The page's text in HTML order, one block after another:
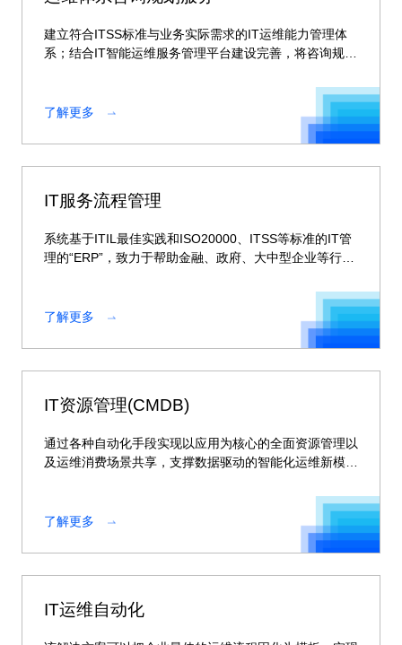
建立符合ITSS标准与业务实际需求的IT运维能力管理体
系；结合IT智能运维服务管理平台建设完善，将咨询规划
了解更多
IT服务流程管理
系统基于ITIL最佳实践和ISO20000、ITSS等标准的IT管
理的“ERP”，致力于帮助金融、政府、大中型企业等行业
了解更多
IT资源管理(CMDB)
通过各种自动化手段实现以应用为核心的全面资源管理以
及运维消费场景共享，支撑数据驱动的智能化运维新模
了解更多
IT运维自动化